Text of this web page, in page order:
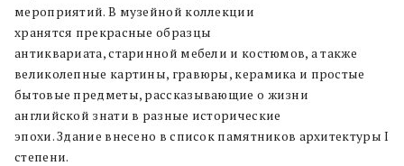
мероприятий. В музейной коллекции
хранятся прекрасные образцы
антиквариата, старинной мебели и костюмов, а также
великолепные картины, гравюры, керамика и простые
бытовые предметы, рассказывающие о жизни
английской знати в разные исторические
эпохи. Здание внесено в список памятников архитектуры I
степени.